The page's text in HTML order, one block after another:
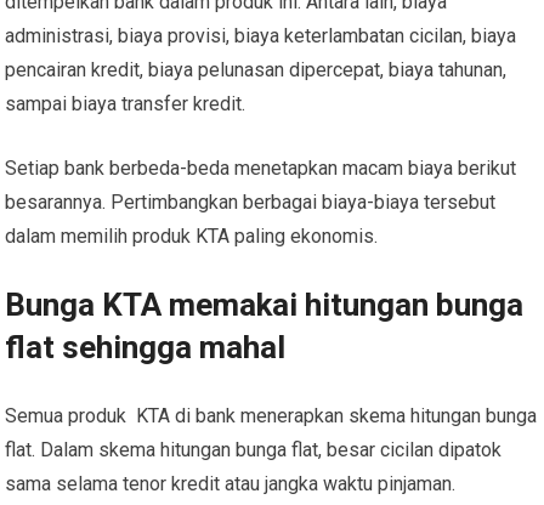
administrasi, biaya provisi, biaya keterlambatan cicilan, biaya
pencairan kredit, biaya pelunasan dipercepat, biaya tahunan,
sampai biaya transfer kredit.
Setiap bank berbeda-beda menetapkan macam biaya berikut
besarannya. Pertimbangkan berbagai biaya-biaya tersebut
dalam memilih produk KTA paling ekonomis.
Bunga KTA memakai hitungan bunga
flat sehingga mahal
Semua produk KTA di bank menerapkan skema hitungan bunga
flat. Dalam skema hitungan bunga flat, besar cicilan dipatok
sama selama tenor kredit atau jangka waktu pinjaman.